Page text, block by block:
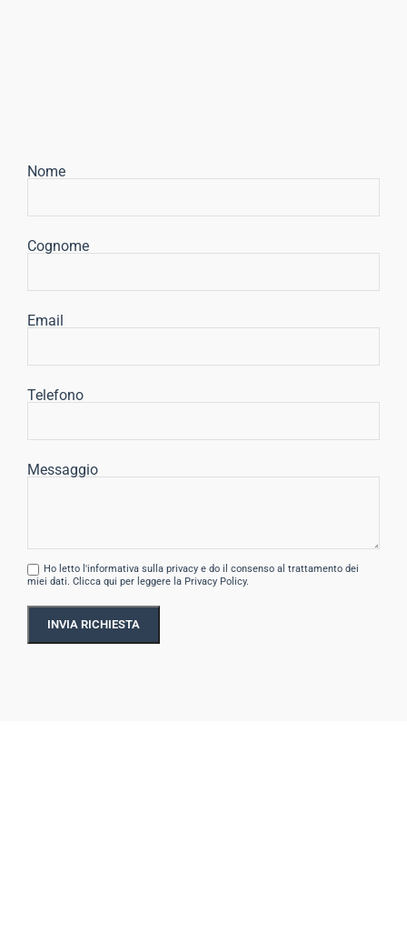
Nome
Cognome
Email
Telefono
Messaggio
Ho letto l'informativa sulla privacy e do il consenso al trattamento dei
miei dati. Clicca qui per leggere la Privacy Policy.